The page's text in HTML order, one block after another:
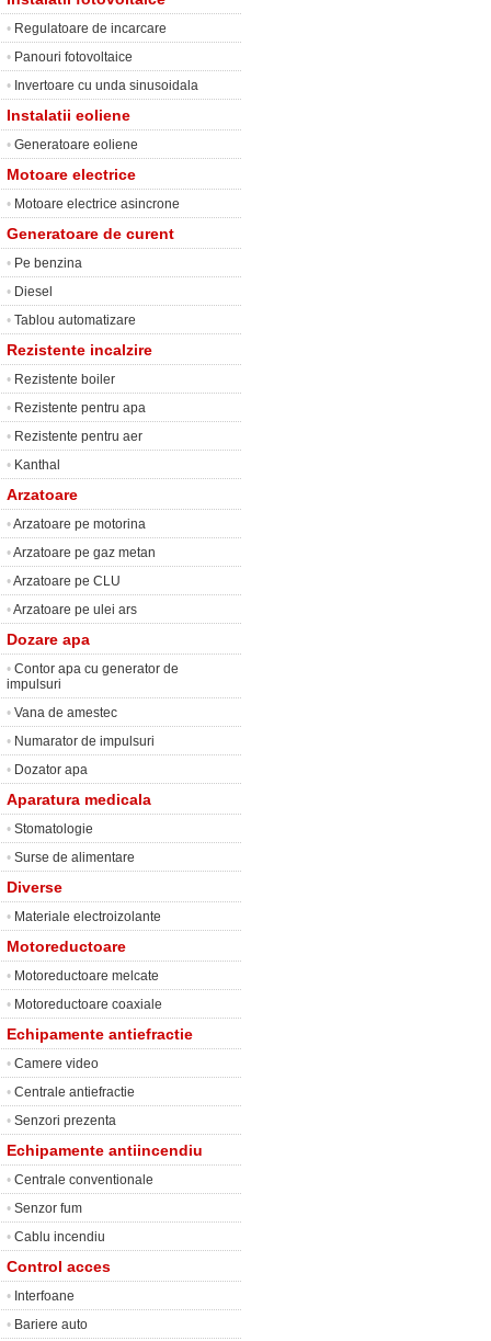
• Regulatoare de incarcare
• Panouri fotovoltaice
• Invertoare cu unda sinusoidala
Instalatii eoliene
• Generatoare eoliene
Motoare electrice
• Motoare electrice asincrone
Generatoare de curent
• Pe benzina
• Diesel
• Tablou automatizare
Rezistente incalzire
• Rezistente boiler
• Rezistente pentru apa
• Rezistente pentru aer
• Kanthal
Arzatoare
•Arzatoare pe motorina
•Arzatoare pe gaz metan
•Arzatoare pe CLU
•Arzatoare pe ulei ars
Dozare apa
• Contor apa cu generator de
impulsuri
• Vana de amestec
• Numarator de impulsuri
• Dozator apa
Aparatura medicala
• Stomatologie
• Surse de alimentare
Diverse
• Materiale electroizolante
Motoreductoare
• Motoreductoare melcate
• Motoreductoare coaxiale
Echipamente antiefractie
• Camere video
• Centrale antiefractie
• Senzori prezenta
Echipamente antiincendiu
• Centrale conventionale
• Senzor fum
• Cablu incendiu
Control acces
• Interfoane
• Bariere auto